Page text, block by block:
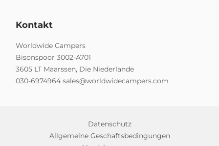
Kontakt
Worldwide Campers
Bisonspoor 3002-A701
3605 LT Maarssen, Die Niederlande
030-6974964 sales@worldwidecampers.com
Datenschutz
Allgemeine Geschaftsbedingungen